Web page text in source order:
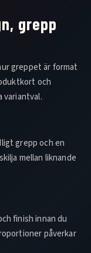
grepp
greppet är format
och
variantval.
grepp och en
mellan liknande
finish innan du
påverkar